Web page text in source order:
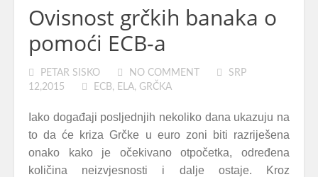
Ovisnost grčkih banaka o
pomoći ECB-a
PETAR SISKO NO COMMENT
SRP
12,2015
ECB, ELA, GRČKA
Iako događaji posljednjih nekoliko dana ukazuju na
to da će kriza Grčke u euro zoni biti razriješena
onako kako je očekivano otpočetka, određena
količina neizvjesnosti i dalje ostaje. Kroz